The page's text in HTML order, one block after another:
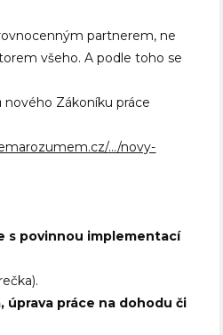
partnerem, ne
všeho. A podle toho se
nového Zákoníku práce
…/novy-
s povinnou implementací
úprava práce na dohodu či